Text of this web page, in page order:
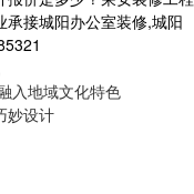
接城阳办公室装修,城阳
入地域文化特色
妙设计